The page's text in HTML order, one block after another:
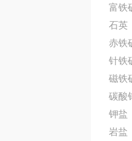
富铁
石英
赤铁
针铁
磁铁
碳酸
钾盐
岩盐